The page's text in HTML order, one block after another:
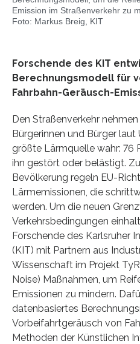
Emission im Straßenverkehr zu
Foto: Markus Breig, KIT
Forschende des KIT
Berechnungsmodell für
Fahrbahn-Geräusch-
Den Straßenverkehr
Bürgerinnen und Bürger
größte Lärmquelle wahr: 76
ihn gestört oder belästigt.
Bevölkerung regeln EU-
Lärmemissionen, die
werden. Um die neuen
Verkehrsbedingungen
Forschende des Karlsruher
(KIT) mit Partnern aus
Wissenschaft im Projekt
Noise) Maßnahmen, um
Emissionen zu mindern.
datenbasiertes
Vorbeifahrtgeräusch von
Methoden der Künstlichen